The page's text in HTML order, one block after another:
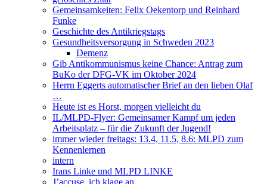
Gemeinsamkeiten: Felix Oekentorp und Reinhard
Funke
Geschichte des Antikriegstags
Gesundheitsversorgung in Schweden 2023
Demenz
Gib Antikommunismus keine Chance: Antrag zum
BuKo der DFG-VK im Oktober 2024
Herrn Eggerts automatischer Brief an den lieben Olaf
…
Heute ist es Horst, morgen vielleicht du
IL/MLPD-Flyer: Gemeinsamer Kampf um jeden
Arbeitsplatz – für die Zukunft der Jugend!
immer wieder freitags: 13.4, 11.5, 8.6: MLPD zum
Kennenlernen
intern
Irans Linke und MLPD LINKE
J’accuse, ich klage an